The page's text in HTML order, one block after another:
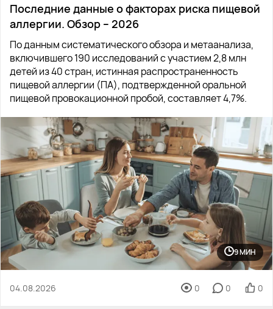
Последние данные о факторах риска пищевой
аллергии. Обзор – 2026
По данным систематического обзора и метаанализа,
включившего 190 исследований с участием 2,8 млн
детей из 40 стран, истинная распространенность
пищевой аллергии (ПА), подтвержденной оральной
пищевой провокационной пробой, составляет 4,7%.
9 МИН
04.08.2026 0 0 0